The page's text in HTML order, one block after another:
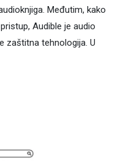
Međutim, kako
Audible je audio
zaštitna tehnologija. U